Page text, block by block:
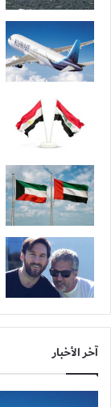
آخر الأخبار